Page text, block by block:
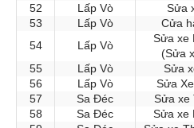
52
Lấp Vò Sửa
53
Lấp Vò Cửa
54
Lấp Vò
Sửa xe
(Sửa
55
Lấp Vò Sửa
56
Lấp Vò Sửa
57
Sa Đéc Sửa xe
58
Sa Đéc Sửa xe